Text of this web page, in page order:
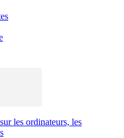
les ordinateurs, les